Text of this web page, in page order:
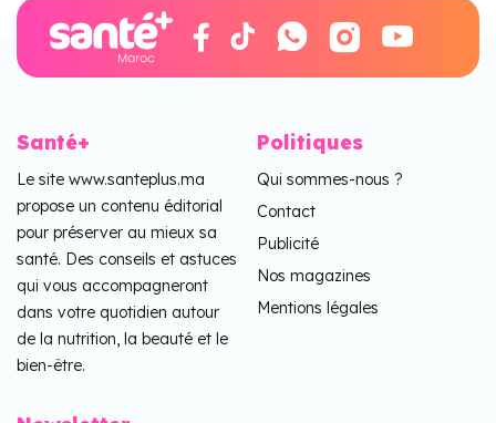
Santé+
Le site www.santeplus.ma
propose un contenu éditorial
pour préserver au mieux sa
santé. Des conseils et astuces
qui vous accompagneront
dans votre quotidien autour
de la nutrition, la beauté et le
bien-être.
Politiques
Qui sommes-nous ?
Contact
Publicité
Nos magazines
Mentions légales